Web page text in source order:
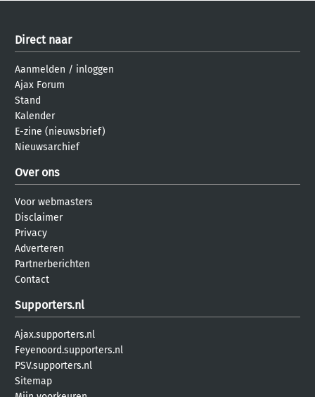
Direct naar
Aanmelden / inloggen
Ajax Forum
Stand
Kalender
E-zine (nieuwsbrief)
Nieuwsarchief
Over ons
Voor webmasters
Disclaimer
Privacy
Adverteren
Partnerberichten
Contact
Supporters.nl
Ajax.supporters.nl
Feyenoord.supporters.nl
PSV.supporters.nl
Sitemap